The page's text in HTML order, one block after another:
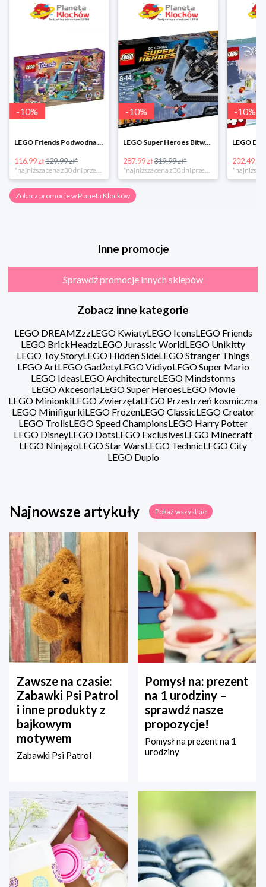
-10%
LEGO Friends Podwodna Frajda w super cenie
116.99 zł129.99 zł*
-10%
LEGO Super Heroes Bitwa powietrzna w super cenie
287.99 zł319.99 zł*
-10%
202.49 zł
Zobacz promocje w Planeta Klocków
Inne promocje
Sprawdź promocje innych sklepów
Zobacz inne kategorie
LEGO DREAMZzzLEGO KwiatyLEGO IconsLEGO Friends
LEGO BrickHeadzLEGO Jurassic WorldLEGO Unikitty
LEGO Toy StoryLEGO Hidden SideLEGO Stranger Things
LEGO ArtLEGO GadżetyLEGO VidiyoLEGO Super Mario
LEGO IdeasLEGO ArchitectureLEGO Mindstorms
LEGO AkcesoriaLEGO Super HeroesLEGO Movie
LEGO MinionkiLEGO ZwierzętaLEGO Przestrzeń kosmiczna
LEGO MinifigurkiLEGO FrozenLEGO ClassicLEGO Creator
LEGO TrollsLEGO Speed ChampionsLEGO Harry Potter
LEGO DisneyLEGO DotsLEGO ExclusivesLEGO Minecraft
LEGO NinjagoLEGO Star WarsLEGO TechnicLEGO City
LEGO Duplo
Najnowsze artykuły Pokaż wszystkie
Zawsze na czasie:
Zabawki Psi Patrol
i inne produkty z
bajkowym
motywem
Zabawki Psi Patrol
Pomysł na: prezent
na 1 urodziny –
sprawdź nasze
propozycje!
Pomysł na prezent na 1
urodziny